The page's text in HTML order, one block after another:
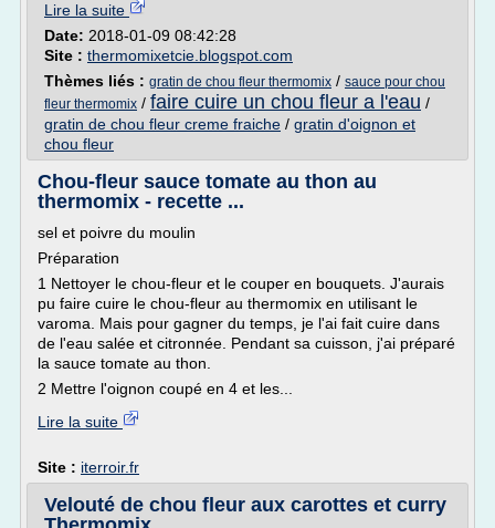
Lire la suite
Date: 2018-01-09 08:42:28
Site : thermomixetcie.blogspot.com
Thèmes liés : gratin de chou fleur thermomix / sauce pour chou
fleur thermomix / faire cuire un chou fleur a l'eau /
gratin de chou fleur creme fraiche / gratin d'oignon et
chou fleur
Chou-fleur sauce tomate au thon au
thermomix - recette ...
sel et poivre du moulin
Préparation
1 Nettoyer le chou-fleur et le couper en bouquets. J'aurais
pu faire cuire le chou-fleur au thermomix en utilisant le
varoma. Mais pour gagner du temps, je l'ai fait cuire dans
de l'eau salée et citronnée. Pendant sa cuisson, j'ai préparé
la sauce tomate au thon.
2 Mettre l'oignon coupé en 4 et les...
Lire la suite
Site : iterroir.fr
Velouté de chou fleur aux carottes et curry